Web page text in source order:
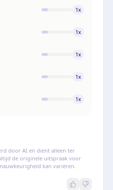
1x
1x
1x
1x
1x
door AI en dient alleen ter
de originele uitspraak voor
kan variëren.